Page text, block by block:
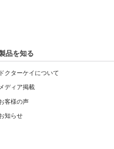
品を知る
ドクターケイについて
メディア掲載
客様の声
知らせ